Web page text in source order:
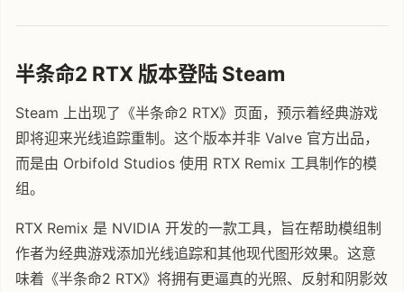
半条命2 RTX 版本登陆 Steam
Steam 上出现了《半条命2 RTX》页面，预示着经典游戏
即将迎来光线追踪重制。这个版本并非 Valve 官方出品，
而是由 Orbifold Studios 使用 RTX Remix 工具制作的模
组。
RTX Remix 是 NVIDIA 开发的一款工具，旨在帮助模组制
作者为经典游戏添加光线追踪和其他现代图形效果。这意
味着《半条命2 RTX》将拥有更逼真的光照、反射和阴影效